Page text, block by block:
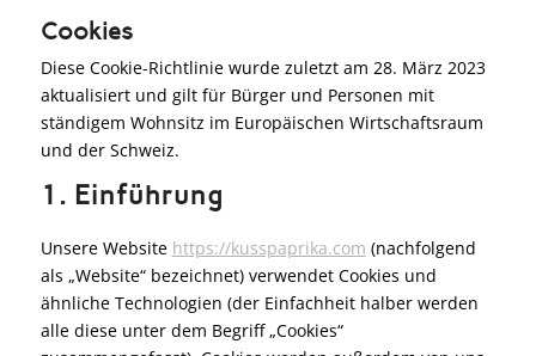
Cookies
Diese Cookie-Richtlinie wurde zuletzt am 28. März 2023
aktualisiert und gilt für Bürger und Personen mit
ständigem Wohnsitz im Europäischen Wirtschaftsraum
und der Schweiz.
1. Einführung
Unsere Website https://kusspaprika.com (nachfolgend
als „Website“ bezeichnet) verwendet Cookies und
ähnliche Technologien (der Einfachheit halber werden
alle diese unter dem Begriff „Cookies“